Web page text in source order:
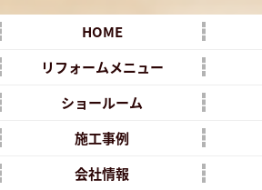
HOME
リフォームメニュー
ショールーム
施工事例
会社情報